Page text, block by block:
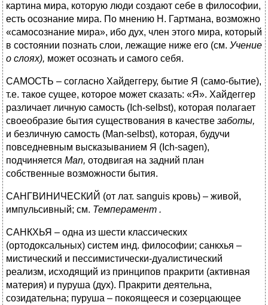
картина мира, которую люди создают себе в философии,
есть осознание мира. По мнению Н. Гартмана, возможно
«самосознание мира», ибо дух, член этого мира, который
в состоянии познать слои, лежащие ниже его (см. Учение
о слоях), может осознать и самого себя.
САМОСТЬ – согласно Хайдеггеру, бытие Я (само-бытие),
т.е. такое сущее, которое может сказать: «Я». Хайдеггер
различает личную самость (Ich-selbst), которая полагает
своеобразие бытия существования в качестве заботы,
и безличную самость (Man-selbst), которая, будучи
повседневным высказыванием Я (Ich-sagen),
подчиняется Man, отодвигая на задний план
собственные возможности бытия.
САНГВИНИЧЕСКИЙ (от лат. sanguis кровь) – живой,
импульсивный; см. Темперамент .
САНКХЬЯ – одна из шести классических
(ортодоксальных) систем инд. философии; санкхья –
мистический и пессимистически-дуалистический
реализм, исходящий из принципов пракрити (активная
материя) и пуруша (дух). Пракрити деятельна,
созидательна; пуруша – покоящееся и созерцающее